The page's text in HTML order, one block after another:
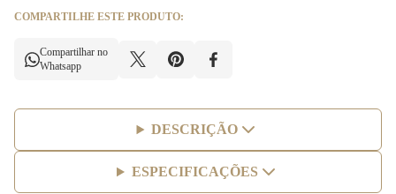
COMPARTILHE ESTE PRODUTO:
Compartilhar no
Whatsapp
DESCRIÇÃO
ESPECIFICAÇÕES